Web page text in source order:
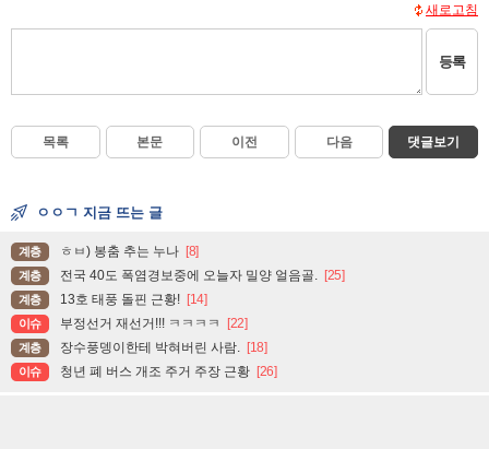
새로고침
등록
목록 본문 이전 다음 댓글보기
ㅇㅇㄱ 지금 뜨는 글
계층 ㅎㅂ) 봉춤 추는 누나 [8]
계층 전국 40도 폭염경보중에 오늘자 밀양 얼음골. [25]
계층 13호 태풍 돌핀 근황! [14]
이슈 부정선거 재선거!!! ㅋㅋㅋㅋ [22]
계층 장수풍뎅이한테 박혀버린 사람. [18]
이슈 청년 폐 버스 개조 주거 주장 근황 [26]